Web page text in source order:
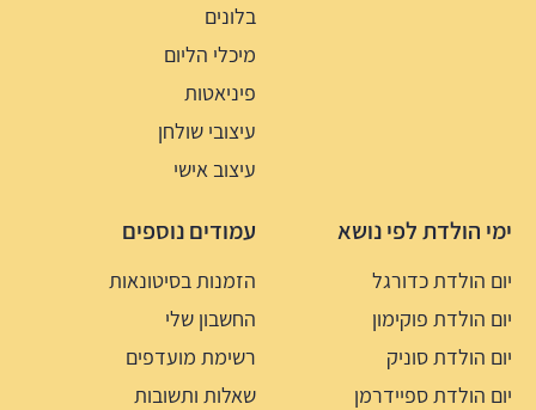
בלונים
מיכלי הליום
פיניאטות
עיצובי שולחן
עיצוב אישי
ימי הולדת לפי נושא
יום הולדת כדורגל
יום הולדת פוקימון
יום הולדת סוניק
יום הולדת ספיידרמן
עמודים נוספים
הזמנות בסיטונאות
החשבון שלי
רשימת מועדפים
שאלות ותשובות